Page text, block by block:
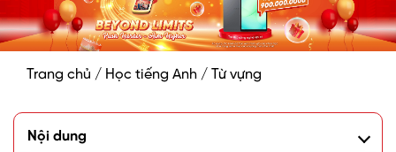
Trang chủ / Học tiếng Anh / Từ vựng
Nội dung